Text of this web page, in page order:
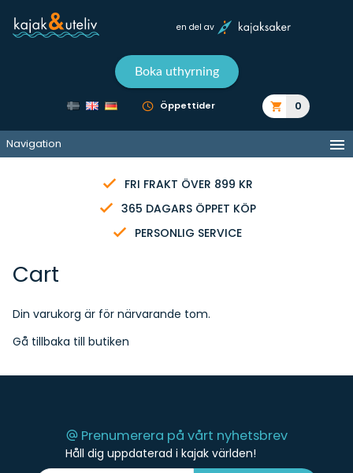
en del av
Boka uthyrning
Öppettider 0
Navigation
FRI FRAKT ÖVER 899 KR
365 DAGARS ÖPPET KÖP
PERSONLIG SERVICE
Cart
Din varukorg är för närvarande tom.
Gå tillbaka till butiken
Prenumerera på vårt nyhetsbrev
Håll dig uppdaterad i kajak världen!